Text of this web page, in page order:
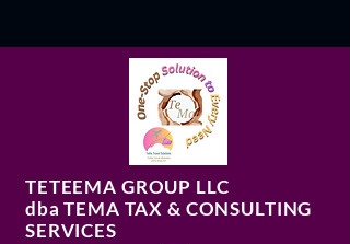
TETEEMA GROUP LLC
​dba TEMA TAX & CONSULTING
SERVICES